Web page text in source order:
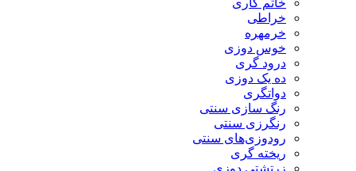
خراطی
خرمهره
خوس دوزی
درود گری
ده یک دوزی
دواتگری
رنگ سازی سنتی
رنگرزی سنتی
رودوزی‌های سنتی
ریخته گری
زرتشتی دوزی